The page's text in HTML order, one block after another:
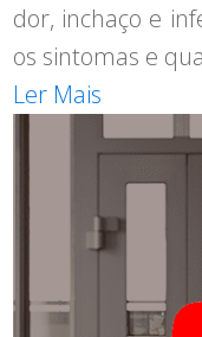
dor, inchaço e
os sintomas e
Ler Mais